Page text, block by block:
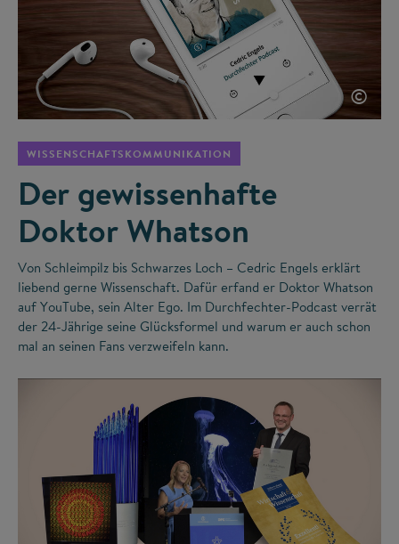
©
WISSENSCHAFTSKOMMUNIKATION
Der gewissenhafte
Doktor Whatson
Von Schleimpilz bis Schwarzes Loch – Cedric Engels erklärt
liebend gerne Wissenschaft. Dafür erfand er Doktor Whatson
auf YouTube, sein Alter Ego. Im Durchfechter-Podcast verrät
der 24-Jährige seine Glücksformel und warum er auch schon
mal an seinen Fans verzweifeln kann.